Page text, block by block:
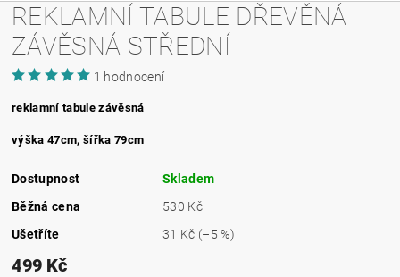
REKLAMNÍ TABULE DŘEVĚNÁ
ZÁVĚSNÁ STŘEDNÍ
1 hodnocení
reklamní tabule závěsná
výška 47cm, šířka 79cm
Dostupnost
Skladem
Běžná cena
530 Kč
Ušetříte
31 Kč (–5 %)
499 Kč